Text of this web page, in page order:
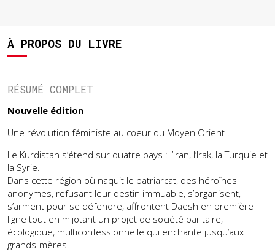
À PROPOS DU LIVRE
RÉSUMÉ COMPLET
Nouvelle édition
Une révolution féministe au coeur du Moyen Orient !
Le Kurdistan s’étend sur quatre pays : l’Iran, l’Irak, la Turquie et
la Syrie.
Dans cette région où naquit le patriarcat, des héroïnes
anonymes, refusant leur destin immuable, s’organisent,
s’arment pour se défendre, affrontent Daesh en première
ligne tout en mijotant un projet de société paritaire,
écologique, multiconfessionnelle qui enchante jusqu’aux
grands-mères.